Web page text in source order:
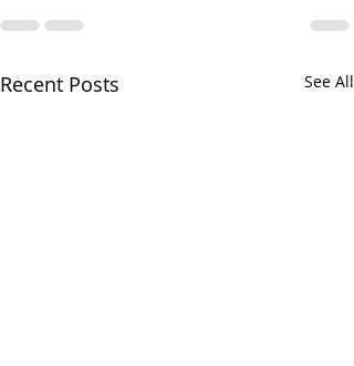
Recent Posts See All